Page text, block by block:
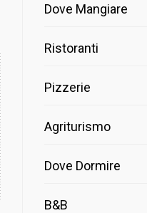
Dove Mangiare
Ristoranti
Pizzerie
Agriturismo
Dove Dormire
B&B